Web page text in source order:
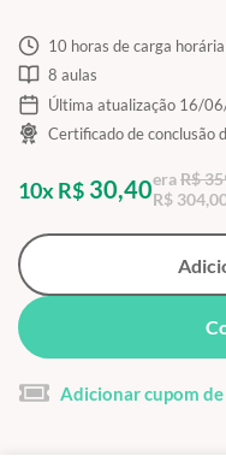
10 horas de carga horária
8 aulas
Última atualização 16/
Certificado de conclusão
10x R$ 30,40eraR$
R$
Adicionar cupom